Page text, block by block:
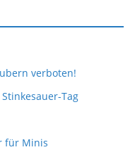
verboten!
Tag
für Minis